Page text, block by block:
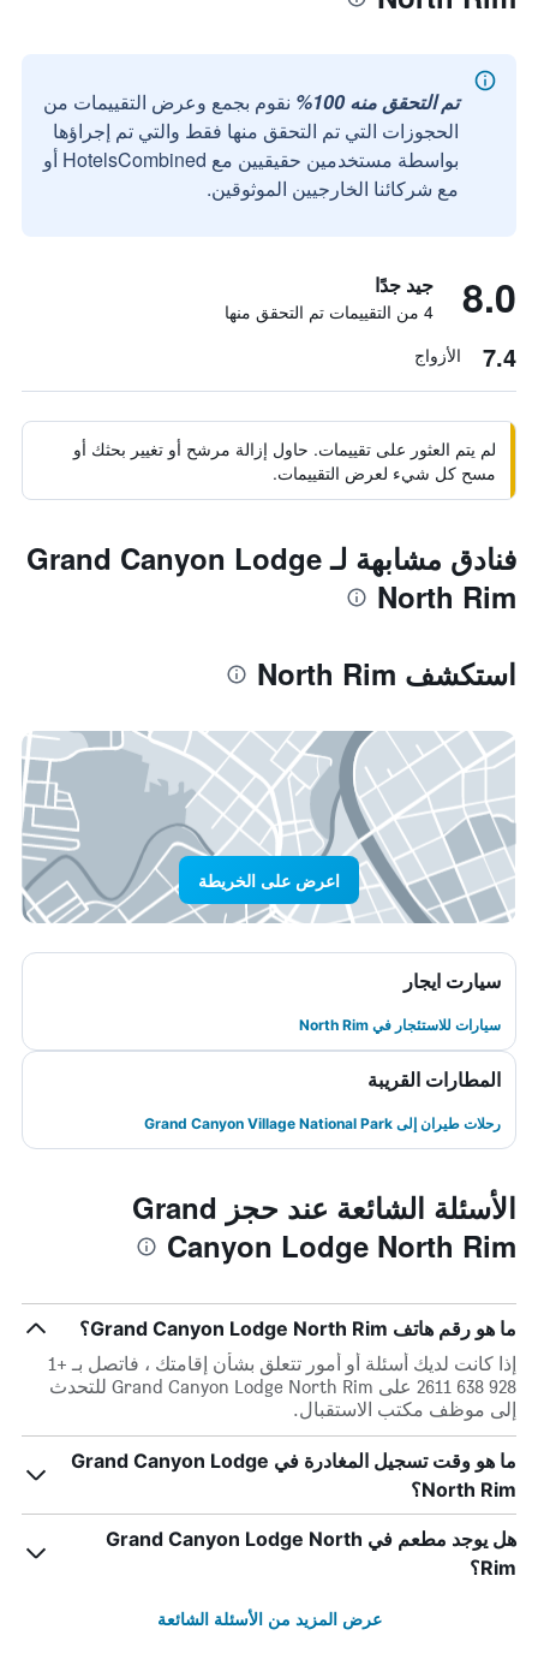
تم التحقق منه 100%
نقوم بجمع وعرض التقييمات من
الحجوزات التي تم التحقق منها فقط والتي تم إجراؤها
بواسطة مستخدمين حقيقيين مع HotelsCombined أو
مع شركائنا الخارجيين الموثوقين.
8.0 جيد جدًا
4 من التقييمات تم التحقق منها
7.4 الأزواج
لم يتم العثور على تقييمات. حاول إزالة مرشح أو تغيير بحثك أو
مسح كل شيء لعرض التقييمات.
فنادق مشابهة لـ Grand Canyon Lodge
North Rim
استكشف North Rim
اعرض على الخريطة
سيارت ايجار
سيارات للاستئجار في North Rim
المطارات القريبة
رحلات طيران إلى Grand Canyon Village National Park
الأسئلة الشائعة عند حجز Grand
Canyon Lodge North Rim
ما هو رقم هاتف Grand Canyon Lodge North Rim؟
إذا كانت لديك أسئلة أو أمور تتعلق بشأن إقامتك ، فاتصل بـ +1
928 638 2611 على Grand Canyon Lodge North Rim للتحدث
إلى موظف مكتب الاستقبال.
ما هو وقت تسجيل المغادرة في Grand Canyon Lodge
North Rim؟
هل يوجد مطعم في Grand Canyon Lodge North
Rim؟
عرض المزيد من الأسئلة الشائعة